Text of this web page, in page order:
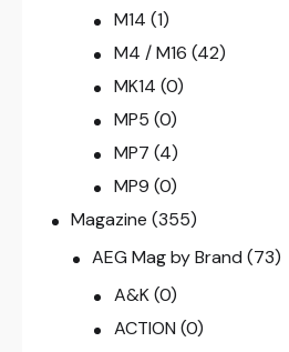
M14 (1)
M4 / M16 (42)
MK14 (0)
MP5 (0)
MP7 (4)
MP9 (0)
Magazine (355)
AEG Mag by Brand (73)
A&K (0)
ACTION (0)